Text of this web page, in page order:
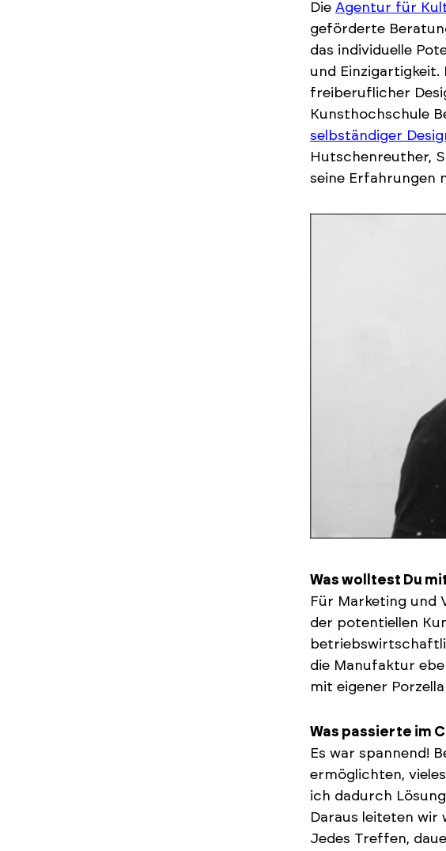
Die Agentur für
geförderte
das individuelle
und Einzigartigkeit.
freiberuflicher
Kunsthochschule
selbständiger
Hutschenreuther,
seine Erfahrungen
Was wolltest Du
Für Marketing und
der potentiellen
die Manufaktur
mit eigener
Was passierte im
Es war spannend!
ermöglichten,
ich dadurch
Daraus leiteten wir
Jedes Treffen,